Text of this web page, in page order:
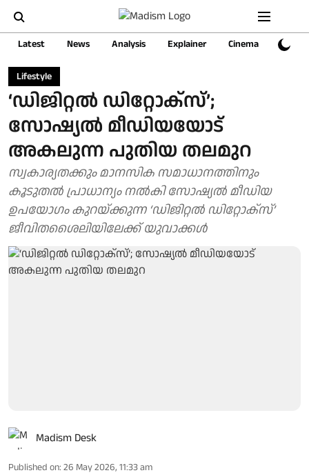
Latest News Analysis Explainer Cinema Sports
Lifestyle
‘ഡിജിറ്റൽ ഡിറ്റോക്സ്’;
സോഷ്യൽ മീഡിയയോട്
അകലുന്ന പുതിയ തലമുറ
സ്വകാര്യതക്കും മാനസിക സമാധാനത്തിനും
കൂടുതൽ പ്രാധാന്യം നൽകി സോഷ്യൽ മീഡിയ
ഉപയോഗം കുറയ്ക്കുന്ന ‘ഡിജിറ്റൽ ഡിറ്റോക്സ്’
ജീവിതശൈലിയിലേക്ക് യുവാക്കൾ
Madism Desk
Published on: 26 May 2026, 11:33 am